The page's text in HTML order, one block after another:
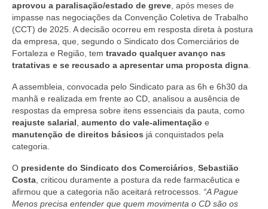
aprovou a paralisação/estado de greve , após meses de
impasse nas negociações da Convenção Coletiva de Trabalho
(CCT) de 2025. A decisão ocorreu em resposta direta à postura
da empresa, que, segundo o Sindicato dos Comerciários de
Fortaleza e Região, tem travado qualquer avanço nas
tratativas e se recusado a apresentar uma proposta digna
A assembleia, convocada pelo Sindicato para as 6h e 6h30 da
manhã e realizada em frente ao CD, analisou a ausência de
respostas da empresa sobre itens essenciais da pauta, como
reajuste salarial aumento do vale-alimentação e
manutenção de direitos básicos já conquistados pela
categoria.
O presidente do Sindicato dos Comerciários Sebastião
Costa , criticou duramente a postura da rede farmacêutica e
afirmou que a categoria não aceitará retrocessos. “A Pague
Menos precisa entender que quem movimenta o CD são os